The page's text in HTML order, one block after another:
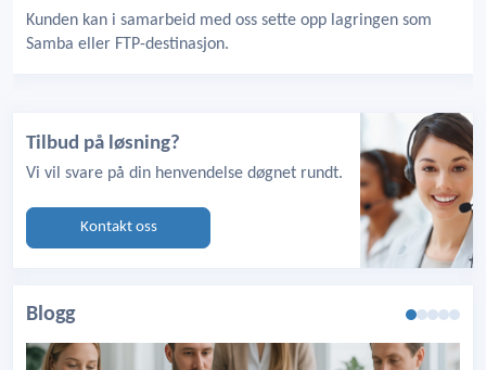
Kunden kan i samarbeid med oss sette opp lagringen som
Samba eller FTP-destinasjon.
Tilbud på løsning?
Vi vil svare på din henvendelse døgnet rundt.
Kontakt oss
Blogg